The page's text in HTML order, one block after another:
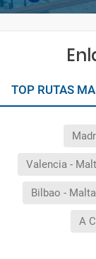
TOP RUTAS
Valencia -
Bilbao - Malta
A